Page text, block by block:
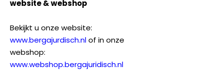
website & webshop
Bekijkt u onze website:
www.bergajurdisch.nlof in onze
webshop:
www.webshop.bergajuridisch.nl